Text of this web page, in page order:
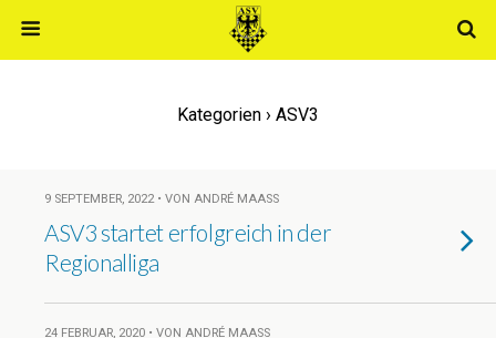
Kategorien › ASV3
9 SEPTEMBER, 2022 • VON ANDRÉ MAASS
ASV3 startet erfolgreich in der
Regionalliga
24 FEBRUAR, 2020 • VON ANDRÉ MAASS